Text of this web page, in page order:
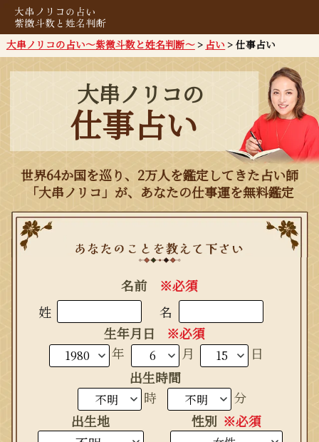
大串ノリコの占い～紫微斗数と姓名判断～ 占い 仕事占い
大串ノリコの
仕事占い
世界64か国を巡り、2万人を鑑定してきた占い師
「大串ノリコ」が、あなたの仕事運を無料鑑定
名前
※必須
姓
名
生年月日
※必須
生まれ年
年 月
日
出生時間
時
分
出生地
性別 ※必須